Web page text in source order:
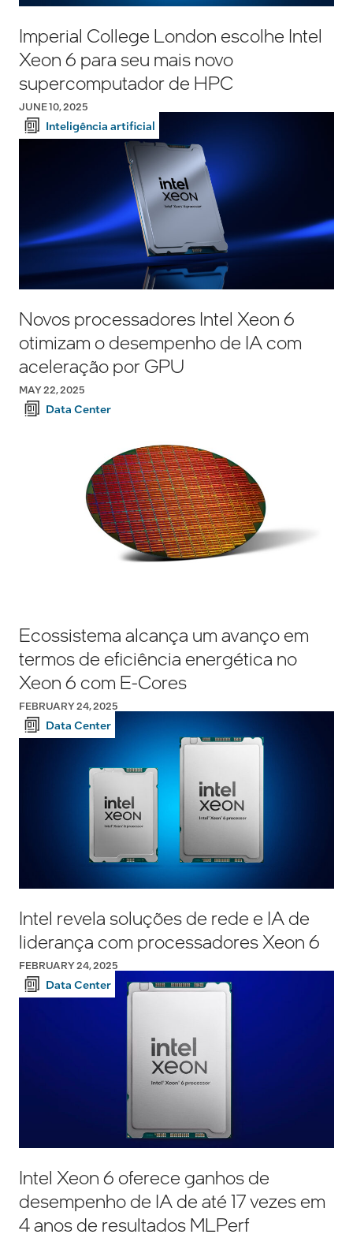
Imperial College London escolhe Intel
Xeon 6 para seu mais novo
supercomputador de HPC
JUNE 10, 2025
Inteligência artificial
Novos processadores Intel Xeon 6
otimizam o desempenho de IA com
aceleração por GPU
MAY 22, 2025
Data Center
Ecossistema alcança um avanço em
termos de eficiência energética no
Xeon 6 com E-Cores
FEBRUARY 24, 2025
Data Center
Intel revela soluções de rede e IA de
liderança com processadores Xeon 6
FEBRUARY 24, 2025
Data Center
Intel Xeon 6 oferece ganhos de
desempenho de IA de até 17 vezes em
4 anos de resultados MLPerf